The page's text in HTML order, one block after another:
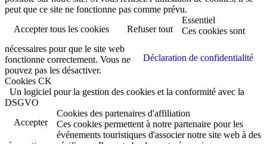
peut que ce site ne fonctionne pas comme prévu.
Accepter tous les cookies
Refuser tout
Déclaration de confidentialité
Essentiel
Ces cookies sont
nécessaires pour que le site web
fonctionne correctement. Vous ne
pouvez pas les désactiver.
Cookies CK
Un logiciel pour la gestion des cookies et la conformité avec la
DSGVO
Accepter
Cookies des partenaires d'affiliation
Ces cookies permettent à notre partenaire pour les
événements touristiques d'associer notre site web à des